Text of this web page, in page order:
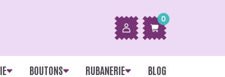
0
BOUTONS RUBANERIE BLOG